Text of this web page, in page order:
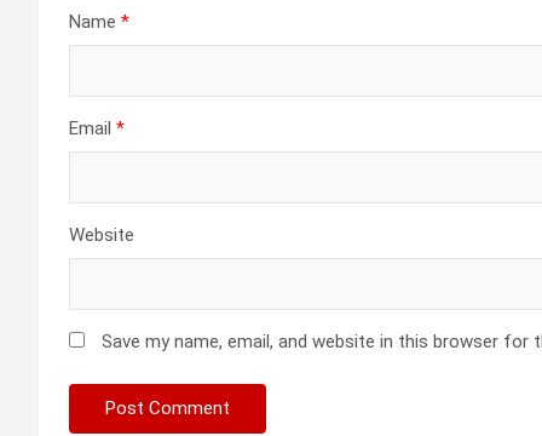
Name *
Email *
Website
Save my name, email, and website in this browser for